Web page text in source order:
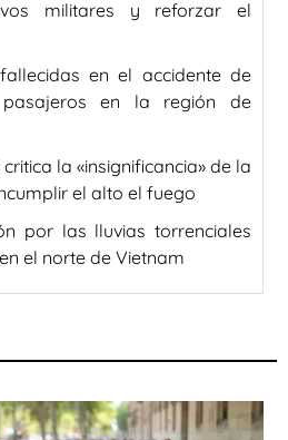
militares y reforzar el
en el accidente de
en la región de
la «insignificancia» de la
el alto el fuego
por las lluvias torrenciales
el norte de Vietnam